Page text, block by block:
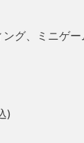
グ、ミニゲ
)